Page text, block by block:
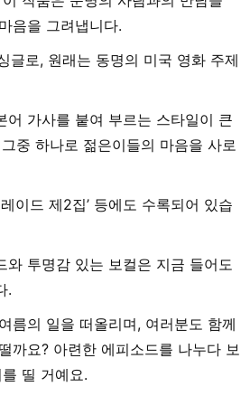
음을 그려냅니다.
글로, 원래는 동명의 미국 영화 주제
어 가사를 붙여 부르는 스타일이 큰
중 하나로 젊은이들의 마음을 사로
이드 제2집’ 등에도 수록되어 있습
와 투명감 있는 보컬은 지금 들어도
.
름의 일을 떠올리며, 여러분도 함께
까요? 아련한 에피소드를 나누다 보
띨 거예요.